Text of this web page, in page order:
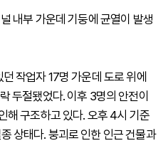
내부 가운데 기둥에 균열이 발생
작업자 17명 가운데 도로 위에
두절됐었다. 이후 3명의 안전이
해 구조하고 있다. 오후 4시 기준
상태다. 붕괴로 인한 인근 건물과